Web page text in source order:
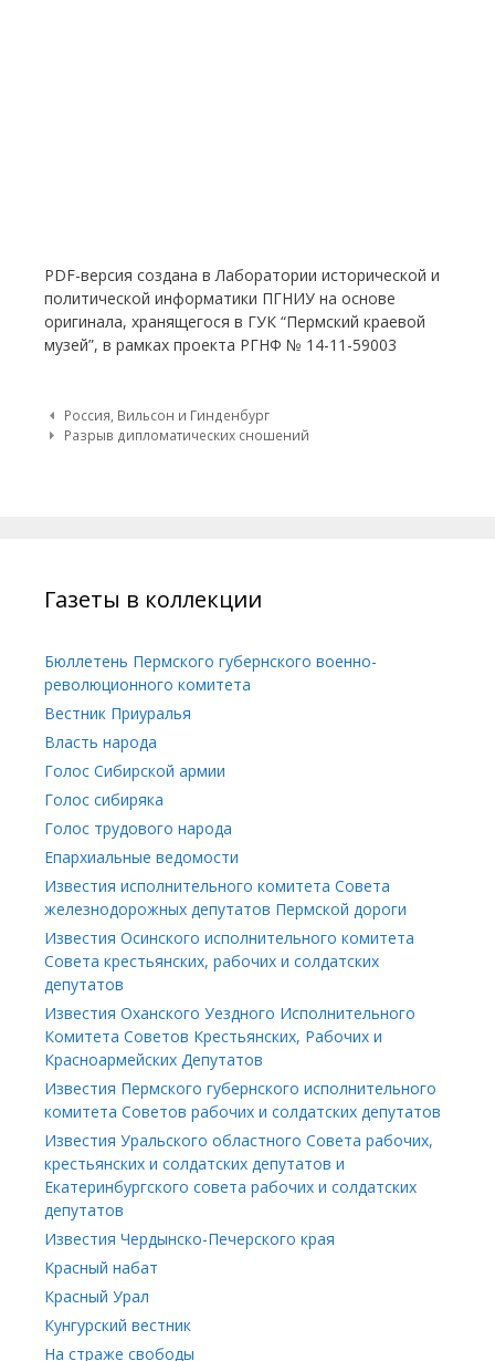
PDF-версия создана в Лаборатории исторической и
политической информатики ПГНИУ на основе
оригинала, хранящегося в ГУК “Пермский краевой
музей”, в рамках проекта РГНФ № 14-11-59003
Post navigation
Россия, Вильсон и Гинденбург
Разрыв дипломатических сношений
Газеты в коллекции
Бюллетень Пермского губернского военно-
революционного комитета
Вестник Приуралья
Власть народа
Голос Сибирской армии
Голос сибиряка
Голос трудового народа
Епархиальные ведомости
Известия исполнительного комитета Совета
железнодорожных депутатов Пермской дороги
Известия Осинского исполнительного комитета
Совета крестьянских, рабочих и солдатских
депутатов
Известия Оханского Уездного Исполнительного
Комитета Советов Крестьянских, Рабочих и
Красноармейских Депутатов
Известия Пермского губернского исполнительного
комитета Советов рабочих и солдатских депутатов
Известия Уральского областного Совета рабочих,
крестьянских и солдатских депутатов и
Екатеринбургского совета рабочих и солдатских
депутатов
Известия Чердынско-Печерского края
Красный набат
Красный Урал
Кунгурский вестник
На страже свободы